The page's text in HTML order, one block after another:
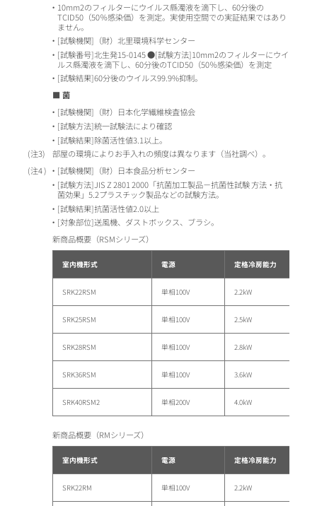
10mm2のフィルターにウイルス縣濁液を滴下し、60分後の
TCID50（50％感染価）を測定。実使用空間での実証結果ではあり
ません。
[試験機関]（財）北里環境科学センター
[試験番号]北生発15-0145 ●[試験方法]10mm2のフィルターにウイ
ルス縣濁液を滴下し、60分後のTCID50（50％感染価）を測定
[試験結果]60分後のウイルス99.9%抑制。
■ 菌
[試験機関]（財）日本化学繊維検査協会
[試験方法]統一試験法により確認
[試験結果]除菌活性値3.1以上。
3
部屋の環境によりお手入れの頻度は異なります（当社調べ）。
4
[試験機関]（財）日本食品分析センター
[試験方法]JIS Z 2801 2000「抗菌加工製品－抗菌性試験 方法・抗
菌効果」5.2プラスチック製品などの試験方法。
[試験結果]抗菌活性値2.0以上
[対象部位]送風機、ダストボックス、ブラシ。
新商品概要（RSMシリーズ）
室内機形式 電源 定格冷房能力
SRK22RSM 単相100V 2.2kW
SRK25RSM 単相100V 2.5kW
SRK28RSM 単相100V 2.8kW
SRK36RSM 単相100V 3.6kW
SRK40RSM2 単相200V 4.0kW
新商品概要（RMシリーズ）
室内機形式 電源 定格冷房能力
SRK22RM 単相100V 2.2kW